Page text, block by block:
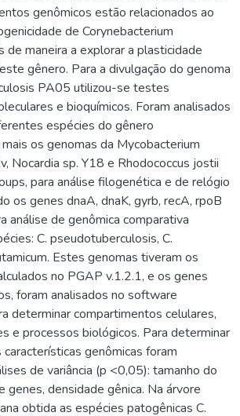
genômicos estão relacionados ao
de Corynebacterium
de maneira a explorar a plasticidade
gênero. Para a divulgação do genoma
PA05 utilizou-se testes
e bioquímicos. Foram analisados
espécies do gênero
os genomas da Mycobacterium
Nocardia sp. Y18 e Rhodococcus jostii
para análise filogenética e de relógio
os genes dnaA, dnaK, gyrb, recA, rpoB
análise de genômica comparativa
C. pseudotuberculosis, C.
Estes genomas tiveram os
no PGAP v.1.2.1, e os genes
foram analisados no software
determinar compartimentos celulares,
e processos biológicos. Para determinar
genômicas foram
de variância (p <0,05): tamanho do
genes, densidade gênica. Na árvore
obtida as espécies patogênicas C.